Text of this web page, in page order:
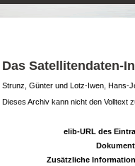
Das Satellitendaten-
Strunz, Günter und Lotz-Iwen, Hans-
Dieses Archiv kann nicht den Volltext
elib-URL des
Zusätzliche